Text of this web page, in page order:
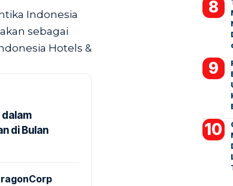
Indonesia
sebagai
Hotels &
di Bulan